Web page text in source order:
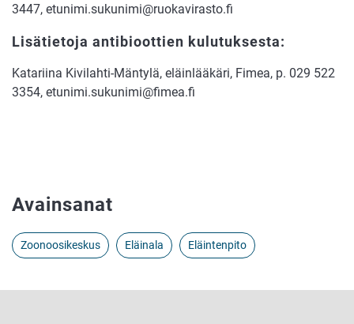
3447, etunimi.sukunimi@ruokavirasto.fi
Lisätietoja antibioottien kulutuksesta:
Katariina Kivilahti-Mäntylä, eläinlääkäri, Fimea, p. 029 522
3354, etunimi.sukunimi@fimea.fi
Avainsanat
Zoonoosikeskus Eläinala Eläintenpito